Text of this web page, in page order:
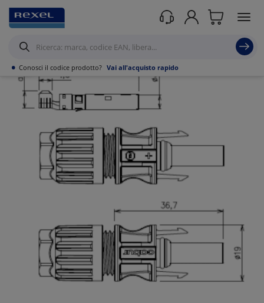
• Conosci il codice prodotto? Vai all'acquisto rapido
Prodotti /Energie rinnovabili
Utensili e Connettori Fotovoltaici
/